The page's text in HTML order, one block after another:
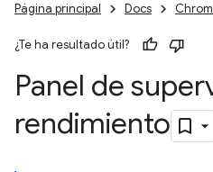
Página principal Docs
¿Te ha resultado útil?
Panel de
rendimiento